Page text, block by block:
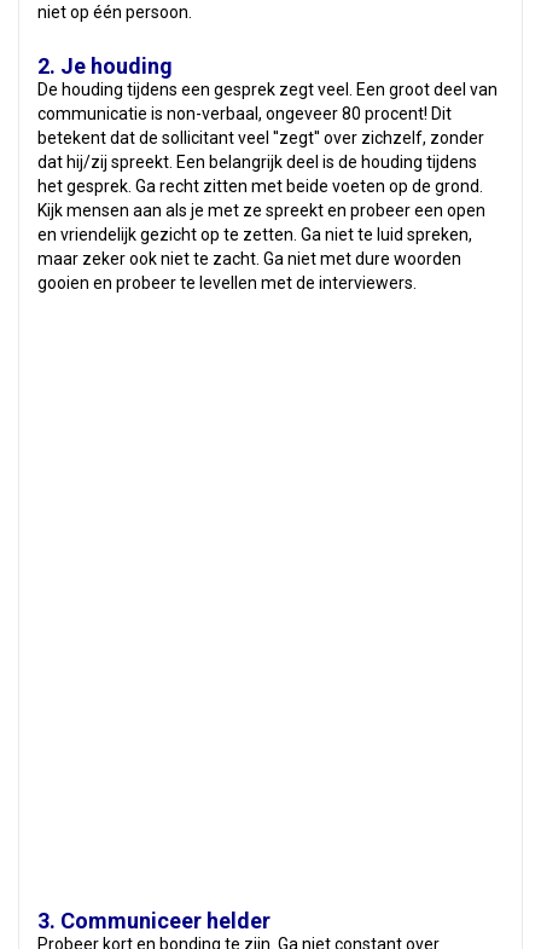
niet op één persoon.
2. Je houding
De houding tijdens een gesprek zegt veel. Een groot deel van
communicatie is non-verbaal, ongeveer 80 procent! Dit
betekent dat de sollicitant veel ''zegt'' over zichzelf, zonder
dat hij/zij spreekt. Een belangrijk deel is de houding tijdens
het gesprek. Ga recht zitten met beide voeten op de grond.
Kijk mensen aan als je met ze spreekt en probeer een open
en vriendelijk gezicht op te zetten. Ga niet te luid spreken,
maar zeker ook niet te zacht. Ga niet met dure woorden
gooien en probeer te levellen met de interviewers.
3. Communiceer helder
Probeer kort en bonding te zijn. Ga niet constant over